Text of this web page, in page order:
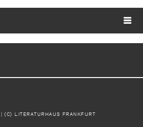
| (C) LITERATURHAUS FRANKFURT